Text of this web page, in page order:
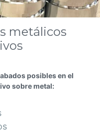
metálicos
posibles en el
sobre metal: